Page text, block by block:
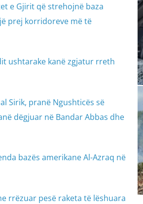
e Gjirit që strehojnë baza
prej korridoreve më të
ushtarake kanë zgjatur rreth
Sirik, pranë Ngushticës së
dëgjuar në Bandar Abbas dhe
bazës amerikane Al-Azraq në
rrëzuar pesë raketa të lëshuara